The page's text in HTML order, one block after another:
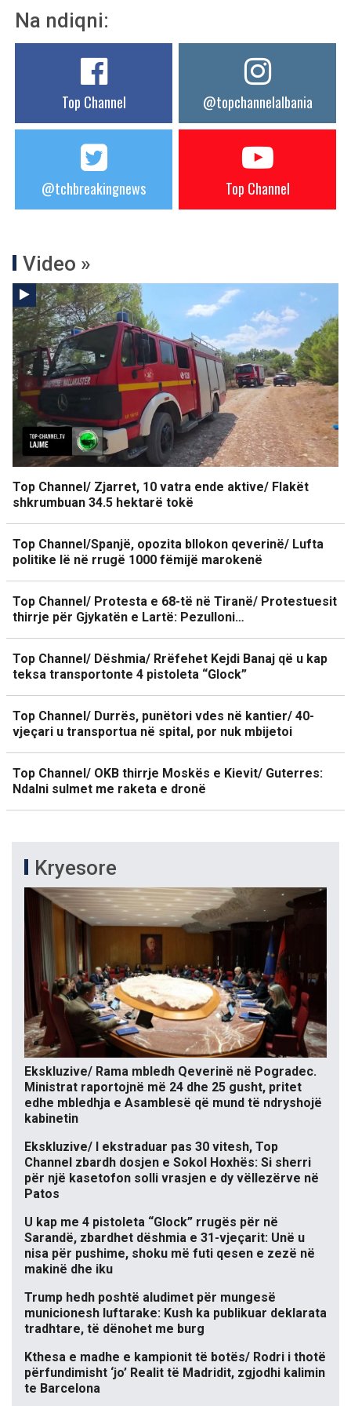
Na ndiqni:
Top Channel @topchannelalbania
@tchbreakingnews Top Channel
Video »
Top Channel/ Zjarret, 10 vatra ende aktive/ Flakët
shkrumbuan 34.5 hektarë tokë
Top Channel/Spanjë, opozita bllokon qeverinë/ Lufta
politike lë në rrugë 1000 fëmijë marokenë
Top Channel/ Protesta e 68-të në Tiranë/ Protestuesit
thirrje për Gjykatën e Lartë: Pezulloni…
Top Channel/ Dëshmia/ Rrëfehet Kejdi Banaj që u kap
teksa transportonte 4 pistoleta “Glock”
Top Channel/ Durrës, punëtori vdes në kantier/ 40-
vjeçari u transportua në spital, por nuk mbijetoi
Top Channel/ OKB thirrje Moskës e Kievit/ Guterres:
Ndalni sulmet me raketa e dronë
Kryesore
Ekskluzive/ Rama mbledh Qeverinë në Pogradec.
Ministrat raportojnë më 24 dhe 25 gusht, pritet
edhe mbledhja e Asamblesë që mund të ndryshojë
kabinetin
Ekskluzive/ I ekstraduar pas 30 vitesh, Top
Channel zbardh dosjen e Sokol Hoxhës: Si sherri
për një kasetofon solli vrasjen e dy vëllezërve në
Patos
U kap me 4 pistoleta “Glock” rrugës për në
Sarandë, zbardhet dëshmia e 31-vjeçarit: Unë u
nisa për pushime, shoku më futi qesen e zezë në
makinë dhe iku
Trump hedh poshtë aludimet për mungesë
municionesh luftarake: Kush ka publikuar deklarata
tradhtare, të dënohet me burg
Kthesa e madhe e kampionit të botës/ Rodri i thotë
përfundimisht ‘jo’ Realit të Madridit, zgjodhi kalimin
te Barcelona